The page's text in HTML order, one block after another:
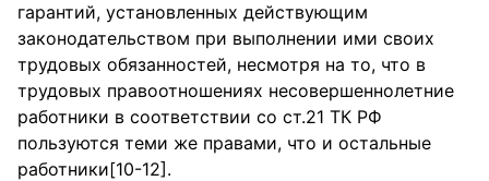
гарантий, установленных действующим
законодательством при выполнении ими своих
трудовых обязанностей, несмотря на то, что в
трудовых правоотношениях несовершеннолетние
работники в соответствии со ст.21 ТК РФ
пользуются теми же правами, что и остальные
работники[10-12].